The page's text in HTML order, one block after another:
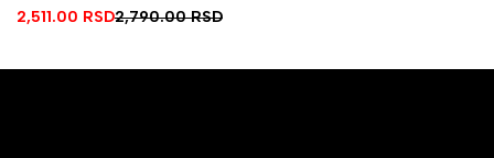
2,790.00RSD
2,511.00 RSD